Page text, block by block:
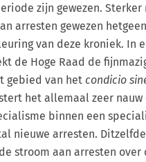
zijn gewezen. Sterker
arresten gewezen
van deze kroniek. In
de Hoge Raad de
gebied van het condicio
het allemaal zeer
binnen een
nieuwe arresten.
stroom aan arresten